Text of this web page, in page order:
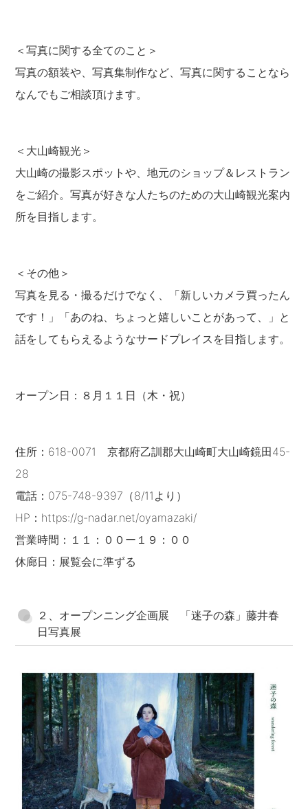
＜写真に関する全てのこと＞
写真の額装や、写真集制作など、写真に関することなら
なんでもご相談頂けます。
＜大山崎観光＞
大山崎の撮影スポットや、地元のショップ＆レストラン
をご紹介。写真が好きな人たちのための大山崎観光案内
所を目指します。
＜その他＞
写真を見る・撮るだけでなく、「新しいカメラ買ったん
です！」「あのね、ちょっと嬉しいことがあって、」と
話をしてもらえるようなサードプレイスを目指します。
オープン日：８月１１日（木・祝）
住所：618-0071 京都府乙訓郡大山崎町大山崎鏡田45-
28
電話：075-748-9397（8/11より）
HP：https://g-nadar.net/oyamazaki/
営業時間：１１：００ー１９：００
休廊日：展覧会に準ずる
２、オープンニング企画展 「迷子の森」藤井春
日写真展